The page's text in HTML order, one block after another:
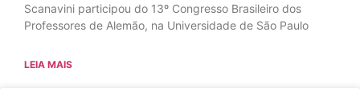
Scanavini participou do 13º Congresso Brasileiro dos
Professores de Alemão, na Universidade de São Paulo
LEIA MAIS